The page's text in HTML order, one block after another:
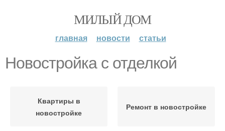
МИЛЫЙ ДОМ
главная новости статьи
Новостройка с отделкой
Квартиры в
новостройке
Ремонт в новостройке